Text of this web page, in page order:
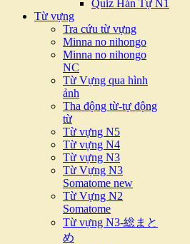
Quiz Hán Tự N1
Từ vựng
Tra cứu từ vựng
Minna no nihongo
Minna no nihongo
NC
Từ Vựng qua hình
ảnh
Tha động từ-tự động
từ
Từ vựng N5
Từ vựng N4
Từ vựng N3
Từ Vựng N3
Somatome new
Từ Vựng N2
Somatome
Từ vựng N3-総まと
め